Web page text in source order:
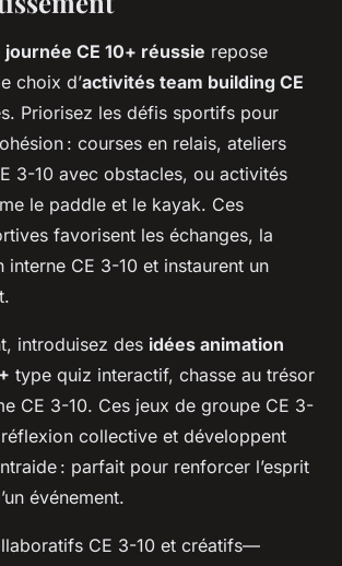
CE 10+ réussie repose
choix d’activités team building CE
Priorisez les défis sportifs pour
: courses en relais, ateliers
3-10 avec obstacles, ou activités
le paddle et le kayak. Ces
favorisent les échanges, la
interne CE 3-10 et instaurent un
introduisez des idées animation
type quiz interactif, chasse au trésor
CE 3-10. Ces jeux de groupe CE 3-
collective et développent
: parfait pour renforcer l’esprit
événement.
CE 3-10 et créatifs—